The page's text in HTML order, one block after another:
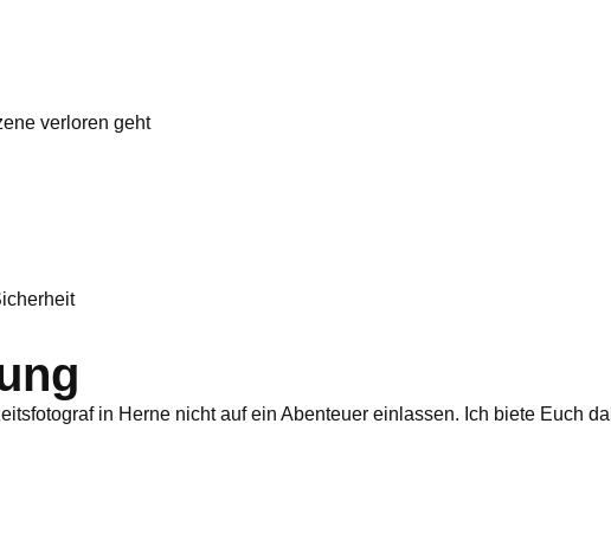
verloren geht
in Herne nicht auf ein Abenteuer einlassen. Ich biete Euch